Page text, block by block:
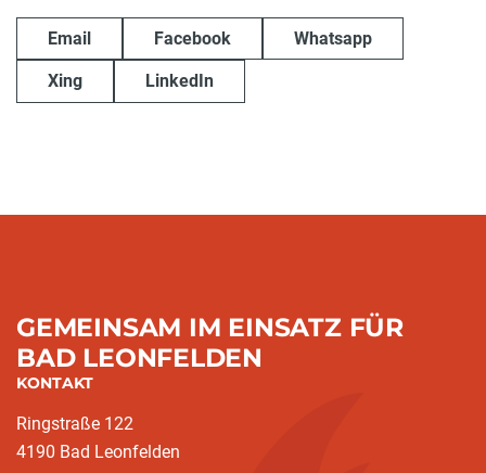
Email Facebook Whatsapp
Xing LinkedIn
GEMEINSAM IM EINSATZ FÜR
BAD LEONFELDEN
KONTAKT
Ringstraße 122
4190 Bad Leonfelden